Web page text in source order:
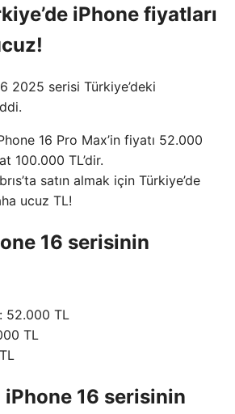
iPhone fiyatları
2025 serisi Türkiye’deki
16 Pro Max’in fiyatı 52.000
100.000 TL’dir.
satın almak için Türkiye’de
ucuz TL!
16 serisinin
52.000 TL
TL
iPhone 16 serisinin